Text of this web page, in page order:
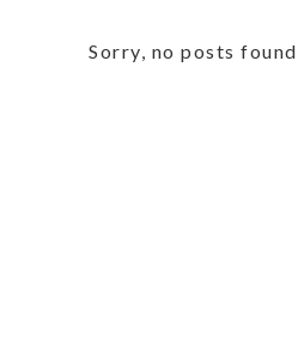
Sorry, no posts